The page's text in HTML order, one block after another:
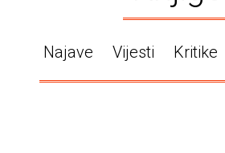
Najave Vijesti Kritike